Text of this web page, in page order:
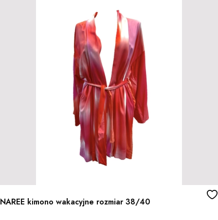
NAREE kimono wakacyjne rozmiar 38/40